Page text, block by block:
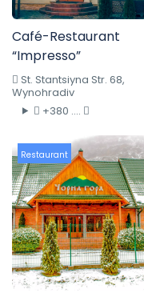
Café-Restaurant
“Impresso”
St. Stantsiyna Str. 68,
Wynohradiv
+380 ....
Restaurant